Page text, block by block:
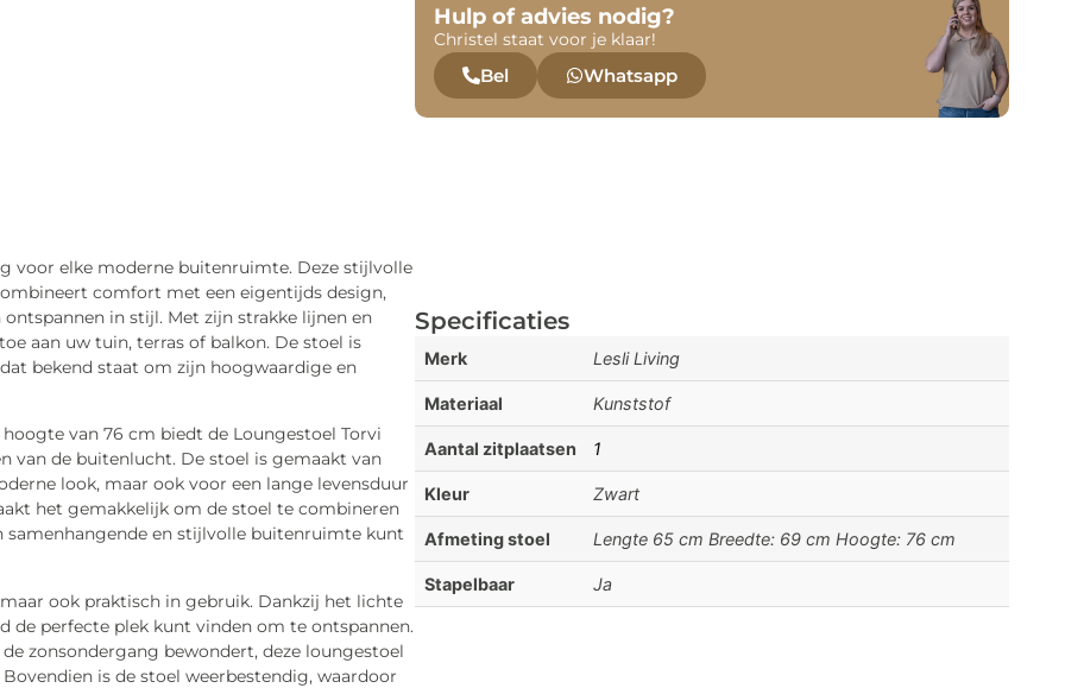
Hulp of advies nodig?
Christel staat voor je klaar!
Bel Whatsapp
voor elke moderne buitenruimte. Deze stijlvolle
comfort met een eigentijds design,
in stijl. Met zijn strakke lijnen en
aan uw tuin, terras of balkon. De stoel is
bekend staat om zijn hoogwaardige en
van 76 cm biedt de Loungestoel Torvi
de buitenlucht. De stoel is gemaakt van
look, maar ook voor een lange levensduur
het gemakkelijk om de stoel te combineren
samenhangende en stijlvolle buitenruimte kunt
ook praktisch in gebruik. Dankzij het lichte
de perfecte plek kunt vinden om te ontspannen.
zonsondergang bewondert, deze loungestoel
is de stoel weerbestendig, waardoor
Specificaties
Merk Lesli Living
Materiaal Kunststof
Aantal zitplaatsen 1
Kleur Zwart
Afmeting stoel Lengte 65 cm Breedte: 69 cm Hoogte: 76 cm
Stapelbaar Ja